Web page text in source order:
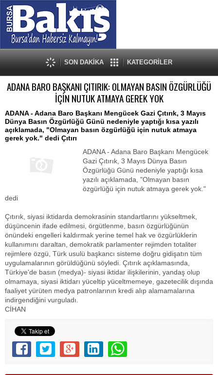
SON DAKİKA KATEGORİLER
ADANA BARO BAŞKANI ÇITIRIK: OLMAYAN BASIN ÖZGÜRLÜĞÜ
İÇİN NUTUK ATMAYA GEREK YOK
ADANA - Adana Baro Başkanı Mengücek Gazi Çıtırık, 3 Mayıs
Dünya Basın Özgürlüğü Günü nedeniyle yaptığı kısa yazılı
açıklamada, "Olmayan basın özgürlüğü için nutuk atmaya
gerek yok." dedi Çıtırı
ADANA - Adana Baro Başkanı Mengücek
Gazi Çıtırık, 3 Mayıs Dünya Basın
Özgürlüğü Günü nedeniyle yaptığı kısa
yazılı açıklamada, "Olmayan basın
özgürlüğü için nutuk atmaya gerek yok."
dedi
Çıtırık, siyasi iktidarda demokrasinin standartlarını yükseltmek,
düşüncenin ifade edilmesi, örgütlenme, basın özgürlüğünün
önündeki engelleri kaldırmak yerine temel hak ve özgürlüklerin
kullanımını daraltan, demokratik parlamenter rejimden totaliter
rejimlere özgü, Türk usulü başkancı sisteme doğru gidişatın tüm
uygulamalarının görüldüğünü söyledi. Çıtırık açıklamasında,
Türkiye'de basın (medya)- siyasi iktidar ilişkilerinin, yandaş olup
olmamaya, siyasi iktidarı yüceltip yüceltmemeye, gazetecilik dışında
faaliyet yürüten medya patronlarının kredi alıp alamamalarına
indirgendiğini vurguladı.
CİHAN